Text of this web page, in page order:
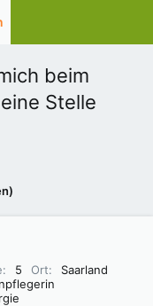
beim
Stelle
5 Ort
Saarland